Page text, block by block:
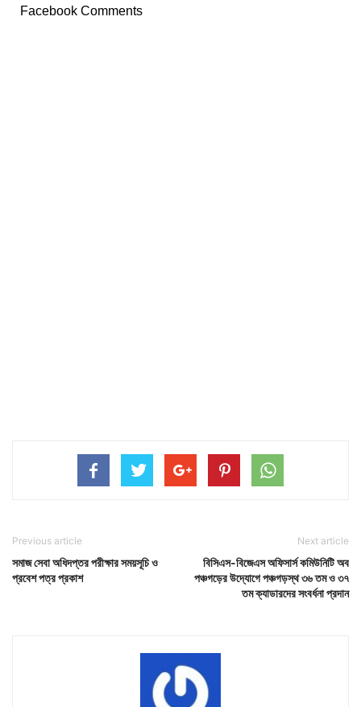
Facebook Comments
Previous article
সমাজ সেবা অধিদপ্তর পরীক্ষার সময়সূচি ও
প্রবেশ পত্র প্রকাশ
Next article
বিসিএস-বিজেএস অফিসার্স কমিউনিটি অব
পঞ্চগড়ের উদ্যোগে পঞ্চগড়স্থ ৩৬ তম ও ৩৭
তম ক্যাডারদের সংবর্ধনা প্রদান